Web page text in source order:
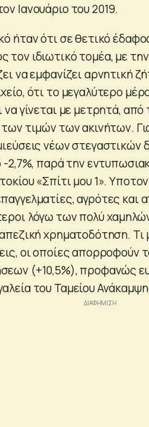
Ιανουάριο του 2019.
ήταν ότι σε θετικό
ιδιωτικό τομέα, με
να εμφανίζει αρνητική
ότι το μεγαλύτερο
να γίνεται με μετρητά,
τιμών των ακινήτων.
νέων στεγαστικών
-2,7%, παρά την
«Σπίτι μου 1».
αγρότες και
λόγω των πολύ
χρηματοδότηση. Τι
οι οποίες απορροφούν
(+10,5%), προφανώς
του Ταμείου